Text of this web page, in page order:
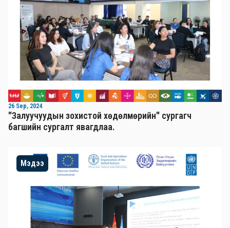
26 Sep, 2024
"Залуучуудын зохистой хөдөлмөрийн" сургагч
багшийн сургалт явагдлаа.
Мэдээ